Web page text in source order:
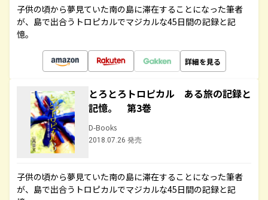
子供の頃から夢見ていた南の島に滞在することになった筆者
が、島で出合うトロピカルでマジカルな45日間の記録と記
憶。
詳細を見る
とろとろトロピカル ある旅の記録と
記憶。 第3巻
D-Books
2018.07.26 発売
子供の頃から夢見ていた南の島に滞在することになった筆者
が、島で出合うトロピカルでマジカルな45日間の記録と記